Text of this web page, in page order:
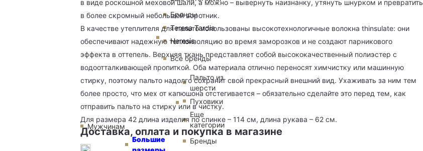
Мужчинам
Бренды
Teresa Tardia
Heresis
Все бренды
Большие
Пальто из
шерсти
Пуховики
Еще
категории
Бренды
в виде роскошной меховой шали, а можно – вывернуть наизнанку, утянуть шнурком и превратить
в более скромный небольшой воротник.
В качестве утеплителя для пальто использованы высокотехнологичные волокна thinsulate: они
обеспечивают надежную теплоизоляцию во время заморозков и не создают парникового
эффекта в оттепель. Верхняя ткань представляет собой высококачественный полиэстер с
водоотталкивающей пропиткой. Оба материала отлично переносят химчистку или машинную
стирку, поэтому пальто надолго сохранит свой прекрасный внешний вид. Ухаживать за ним тем
более просто, что мех от капюшона отстегивается – обязательно сделайте это перед тем, как
отправить пальто на стирку или в чистку.
Для размера 42 длина изделия по спинке – 114 см, длина рукава – 62 см.
Доставка, оплата и покупка в магазине